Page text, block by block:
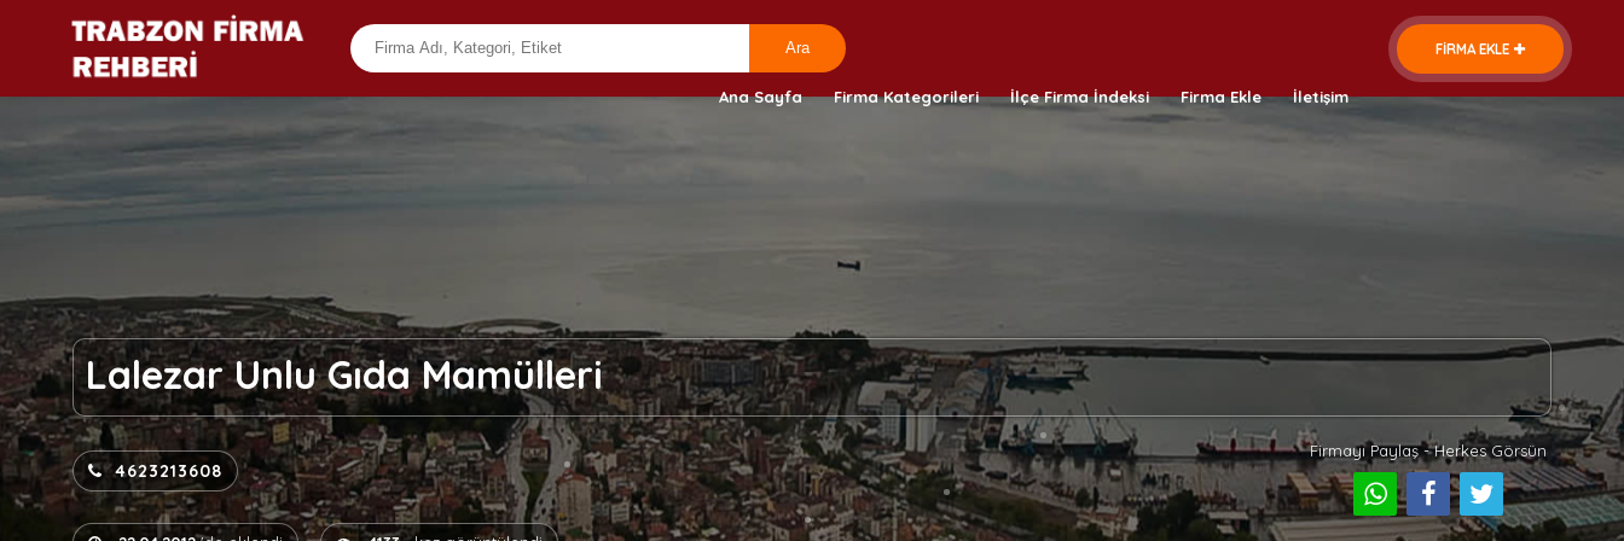
FİRMA EKLE
Ana Sayfa Firma Kategorileri İlçe Firma İndeksi Firma Ekle İletişim
Lalezar Unlu Gıda Mamülleri
4623213608
Firmayı Paylaş - Herkes Görsün